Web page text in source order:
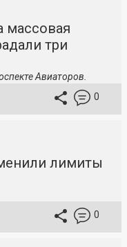
массовая
три
Авиаторов.
0
лимиты
0